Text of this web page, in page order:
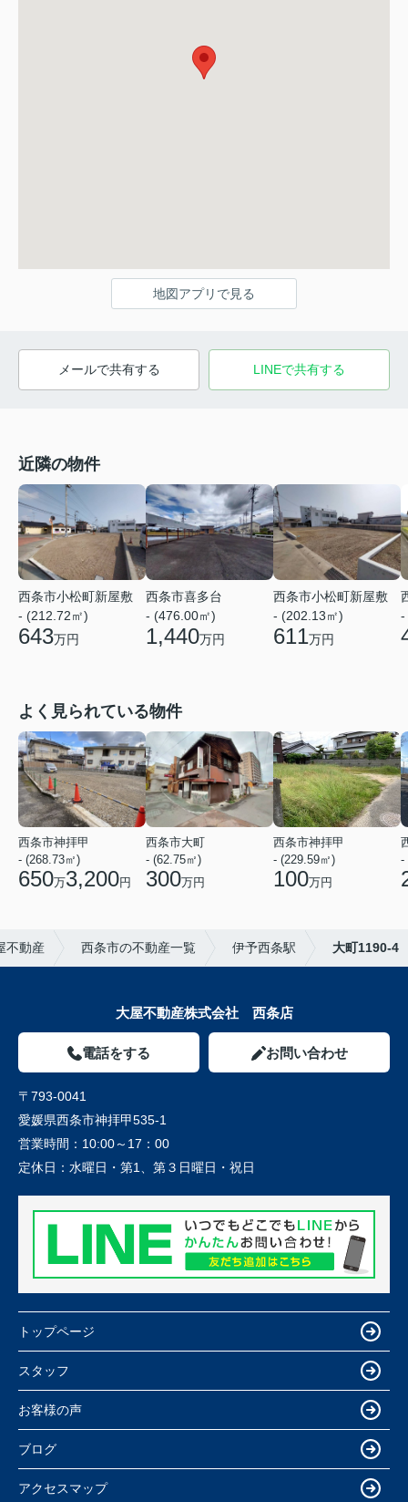
地図アプリで見る
メールで共有する LINEで共有する
近隣の物件
西条市小松町新屋敷
- (212.72㎡)
643万円
西条市喜多台
- (476.00㎡)
1,440万円
西条市小松町新屋敷
- (202.13㎡)
611万円
-
よく見られている物件
西条市神拝甲
- (268.73㎡)
650万3,200円
西条市大町
- (62.75㎡)
300万円
西条市神拝甲
- (229.59㎡)
100万円
-
不動産 西条市の不動産一覧 伊予西条駅 大町1190-4
大屋不動産株式会社 西条店
電話をする お問い合わせ
〒793-0041
愛媛県西条市神拝甲535-1
営業時間： 10:00～17：00
定休日： 水曜日・第1、第３日曜日・祝日
トップページ
スタッフ
お客様の声
ブログ
アクセスマップ